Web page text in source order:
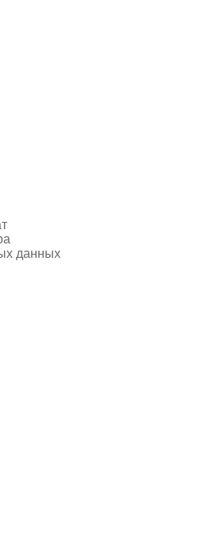
данных